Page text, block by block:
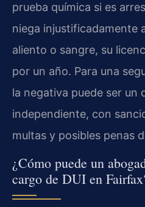
prueba química si es
niega injustificadamente
aliento o sangre, su
por un año. Para una
la negativa puede ser un
independiente, con
multas y posibles penas
¿Cómo puede un
cargo de DUI en